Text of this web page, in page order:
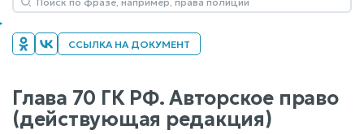
ССЫЛКА НА ДОКУМЕНТ
Глава 70 ГК РФ. Авторское право
(действующая редакция)